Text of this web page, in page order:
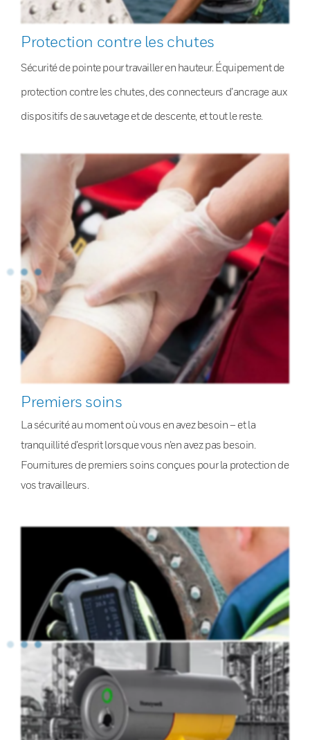
Protection contre les chutes
Sécurité de pointe pour travailler en hauteur. Équipement de
protection contre les chutes, des connecteurs d’ancrage aux
dispositifs de sauvetage et de descente, et tout le reste.
Premiers soins
La sécurité au moment où vous en avez besoin – et la
tranquillité d’esprit lorsque vous n’en avez pas besoin.
Fournitures de premiers soins conçues pour la protection de
vos travailleurs.